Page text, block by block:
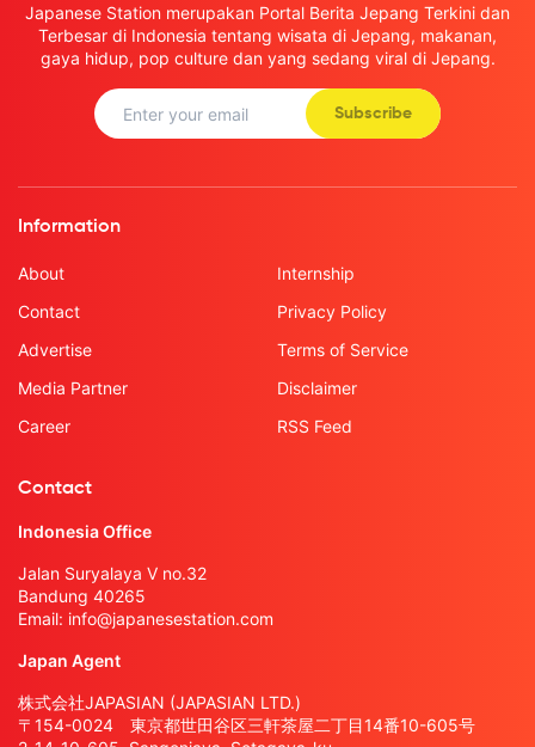
Japanese Station merupakan Portal Berita Jepang Terkini dan
Terbesar di Indonesia tentang wisata di Jepang, makanan,
gaya hidup, pop culture dan yang sedang viral di Jepang.
Subscribe
Information
About
Contact
Advertise
Media Partner
Career
Internship
Privacy Policy
Terms of Service
Disclaimer
RSS Feed
Contact
Indonesia Office
Jalan Suryalaya V no.32
Bandung 40265
Email: info@japanesestation.com
Japan Agent
株式会社JAPASIAN (JAPASIAN LTD.)
〒154-0024 東京都世田谷区三軒茶屋二丁目14番10-605号